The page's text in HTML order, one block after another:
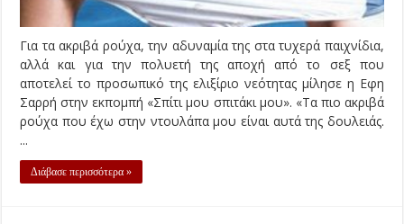
Για τα ακριβά ρούχα, την αδυναμία της στα τυχερά παιχνίδια,
αλλά και για την πολυετή της αποχή από το σεξ που
αποτελεί το προσωπικό της ελιξίριο νεότητας μίλησε η Εφη
Σαρρή στην εκπομπή «Σπίτι μου σπιτάκι μου». «Τα πιο ακριβά
ρούχα που έχω στην ντουλάπα μου είναι αυτά της δουλειάς.
...
Διάβασε περισσότερα »